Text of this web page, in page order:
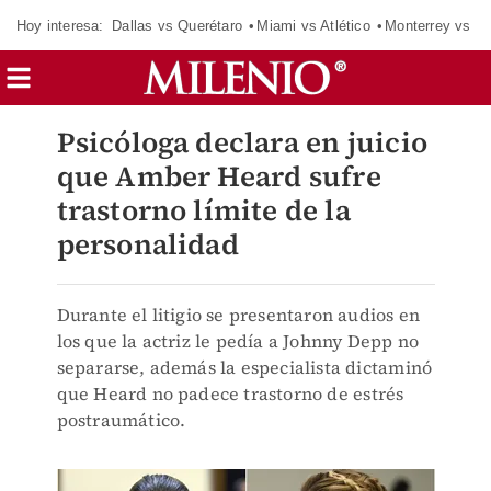
Hoy interesa: Dallas vs Querétaro Miami vs Atlético Monterrey vs
Psicóloga declara en juicio
que Amber Heard sufre
trastorno límite de la
personalidad
Durante el litigio se presentaron audios en
los que la actriz le pedía a Johnny Depp no
separarse, además la especialista dictaminó
que Heard no padece trastorno de estrés
postraumático.